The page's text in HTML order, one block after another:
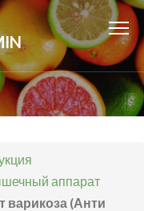
аппарат
варикоза (Анти